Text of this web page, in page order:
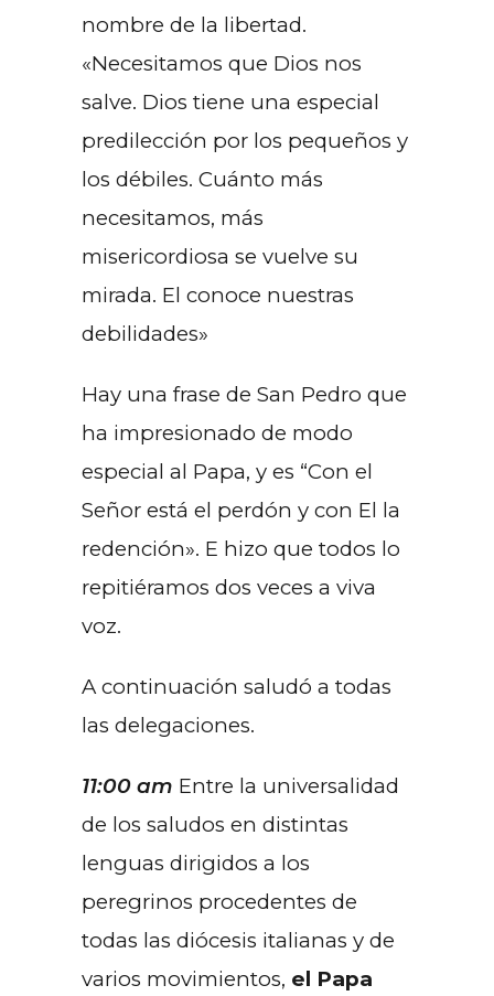
nombre de la libertad.
«Necesitamos que Dios nos
salve. Dios tiene una especial
predilección por los pequeños y
los débiles. Cuánto más
necesitamos, más
misericordiosa se vuelve su
mirada. El conoce nuestras
debilidades»
Hay una frase de San Pedro que
ha impresionado de modo
especial al Papa, y es “Con el
Señor está el perdón y con El la
redención». E hizo que todos lo
repitiéramos dos veces a viva
voz.
A continuación saludó a todas
las delegaciones.
11:00 am Entre la universalidad
de los saludos en distintas
lenguas dirigidos a los
peregrinos procedentes de
todas las diócesis italianas y de
varios movimientos, el Papa